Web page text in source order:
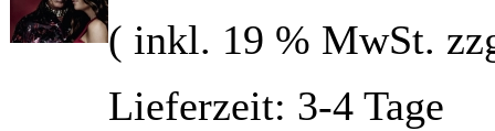
( inkl. 19 % MwSt.
Lieferzeit: 3-4 Tage